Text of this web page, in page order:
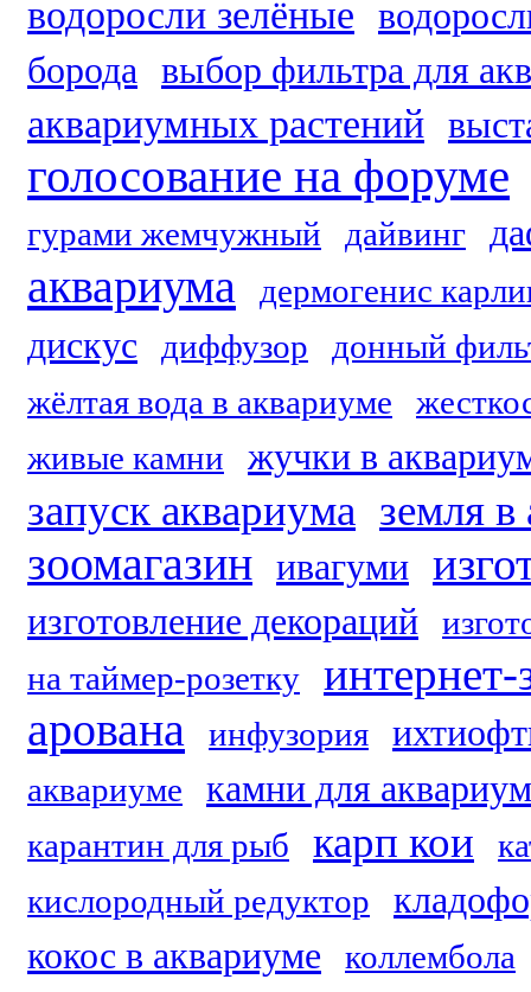
водоросли зелёные
борода выбор фильтра для
аквариумных растений
голосование на форуме
гурами жемчужный дайвинг
аквариума дермогенис
дискус диффузор
донный
жёлтая вода в аквариуме
живые камни
жучки в
запуск аквариума земля в
зоомагазин ивагуми
изготовление декораций
на таймер-розетку
интернет-
арована инфузория
аквариуме камни для
карантин для рыб карп кои
кислородный редуктор
кокос в аквариуме
коллембола